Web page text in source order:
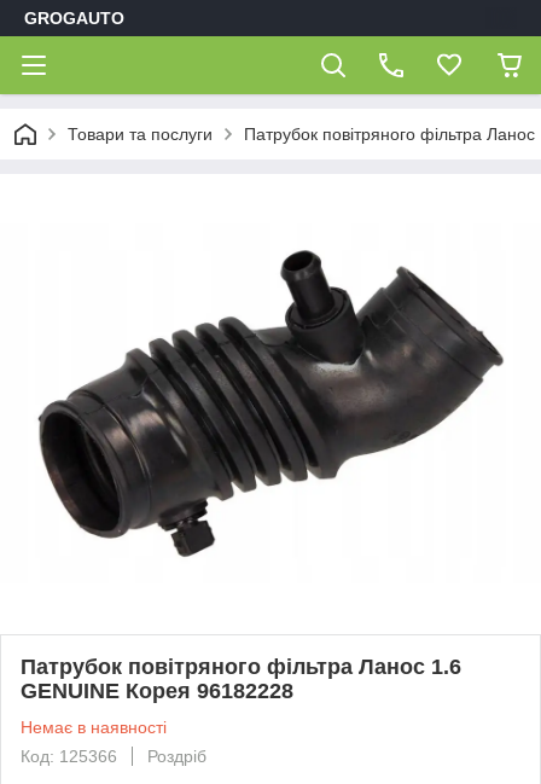
GROGAUTO
Товари та послуги Патрубок повітряного фільтра
Патрубок повітряного фільтра Ланос 1.6
GENUINE Корея 96182228
Немає в наявності
Код: 125366
Роздріб